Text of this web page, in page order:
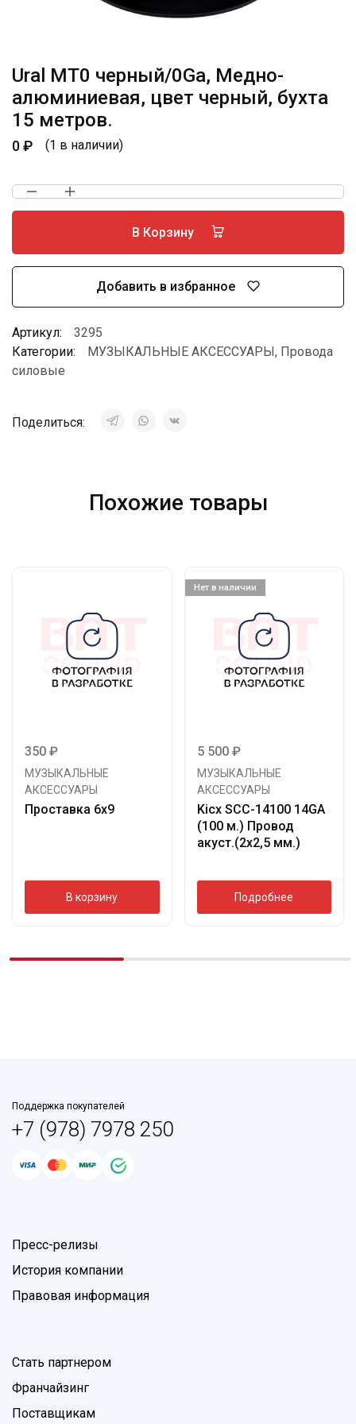
Ural MT0 черный/0Ga, Медно-
алюминиевая, цвет черный, бухта
15 метров.
0₽ (1 в наличии)
В Корзину
Добавить в избранное
Артикул:
3295
Категории:
МУЗЫКАЛЬНЫЕ АКСЕССУАРЫ , Провода
силовые
Поделиться:
Похожие товары
350 ₽
МУЗЫКАЛЬНЫЕ
АКСЕССУАРЫ
Проставка 6х9
В корзину
Нет в наличии
5 500 ₽
МУЗЫКАЛЬНЫЕ
АКСЕССУАРЫ
Kicx SCC-14100 14GA
(100 м.) Провод
акуст.(2х2,5 мм.)
Подробнее
Поддержка покупателей
+7 (978) 7978 250
Пресс-релизы
История компании
Правовая информация
Стать партнером
Франчайзинг
Поставщикам